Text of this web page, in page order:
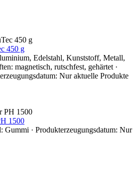
450 g
Edelstahl, Kunststoff, Metall,
magnetisch, rutschfest, gehärtet ·
Nur aktuelle Produkte
1500
Gummi · Produkterzeugungsdatum: Nur